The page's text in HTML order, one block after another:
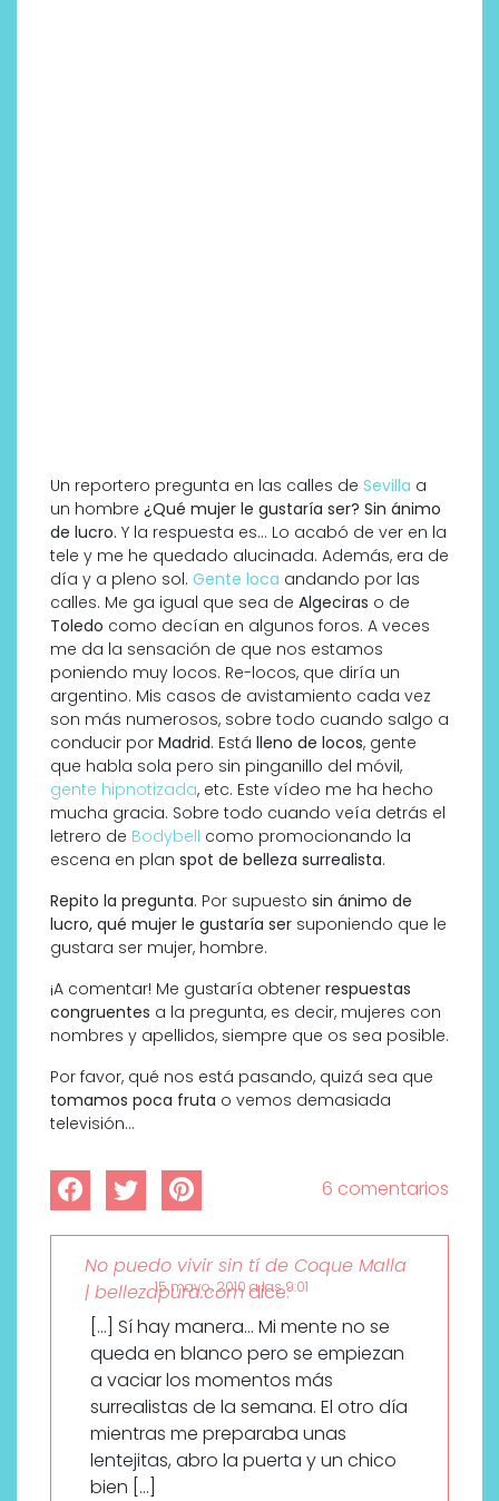
Un reportero pregunta en las calles de Sevilla a
un hombre ¿Qué mujer le gustaría ser? Sin ánimo
de lucro. Y la respuesta es… Lo acabó de ver en la
tele y me he quedado alucinada. Además, era de
día y a pleno sol. Gente loca andando por las
calles. Me ga igual que sea de Algeciras o de
Toledo como decían en algunos foros. A veces
me da la sensación de que nos estamos
poniendo muy locos. Re-locos, que diría un
argentino. Mis casos de avistamiento cada vez
son más numerosos, sobre todo cuando salgo a
conducir por Madrid. Está lleno de locos, gente
que habla sola pero sin pinganillo del móvil,
gente hipnotizada, etc. Este vídeo me ha hecho
mucha gracia. Sobre todo cuando veía detrás el
letrero de Bodybell como promocionando la
escena en plan spot de belleza surrealista.
Repito la pregunta. Por supuesto sin ánimo de
lucro, qué mujer le gustaría ser suponiendo que le
gustara ser mujer, hombre.
¡A comentar! Me gustaría obtener respuestas
congruentes a la pregunta, es decir, mujeres con
nombres y apellidos, siempre que os sea posible.
Por favor, qué nos está pasando, quizá sea que
tomamos poca fruta o vemos demasiada
televisión…
6 comentarios
No puedo vivir sin tí de Coque Malla
| bellezapura.com dice:
15 mayo, 2010 a las 9:01
[…] Sí hay manera… Mi mente no se
queda en blanco pero se empiezan
a vaciar los momentos más
surrealistas de la semana. El otro día
mientras me preparaba unas
lentejitas, abro la puerta y un chico
bien […]